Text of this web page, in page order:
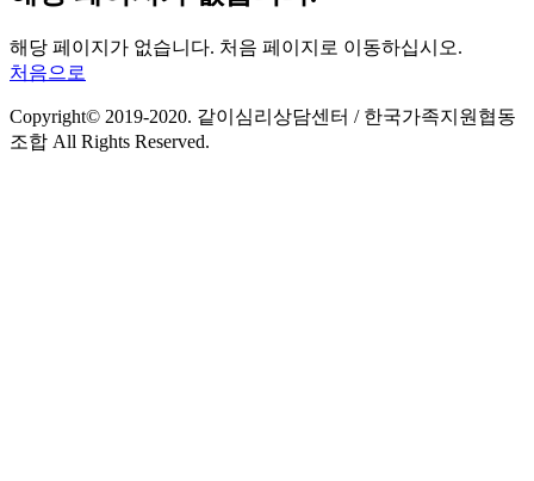
해당 페이지가 없습니다. 처음 페이지로 이동하십시오.
처음으로
Copyright© 2019-2020. 같이심리상담센터 / 한국가족지원협동
조합 All Rights Reserved.